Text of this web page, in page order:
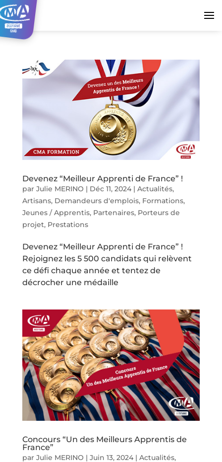
Devenez “Meilleur Apprenti de France” !
par Julie MERINO | Déc 11, 2024| Actualités,
Artisans, Demandeurs d'emplois, Formations,
Jeunes / Apprentis, Partenaires, Porteurs de
projet, Prestations
Devenez “Meilleur Apprenti de France” !
Rejoignez les 5 500 candidats qui relèvent
ce défi chaque année et tentez de
décrocher une médaille
Concours “Un des Meilleurs Apprentis de
France”
par Julie MERINO | Juin 13, 2024| Actualités,